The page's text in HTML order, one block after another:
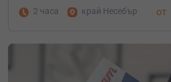
2 часа край Несебър от